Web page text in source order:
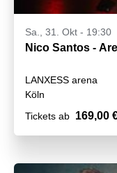
Sa., 31. Okt - 19:30
Nico Santos -
LANXESS arena
Köln
Tickets ab 169,00